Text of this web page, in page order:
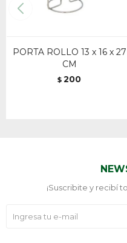
PORTA ROLLO 13 x 16 x 27
CM
$ 200
¡Suscribite y recibí